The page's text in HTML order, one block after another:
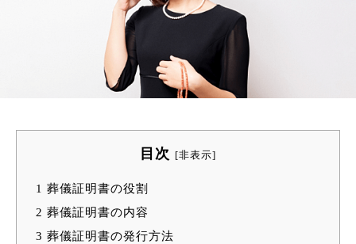
目次 [非表示]
1 葬儀証明書の役割
2 葬儀証明書の内容
3 葬儀証明書の発行方法